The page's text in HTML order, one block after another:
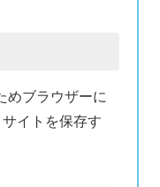
めブラウザーに
イトを保存す